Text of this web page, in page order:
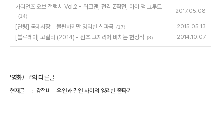
가디언즈 오브 갤럭시 Vol.2 - 워크맨, 전격 Z작전, 아이 앰 그루트
(14)
2017.05.08
[단평] 국제시장 - 불편하지만 영리한 신파극 (17) 2015.05.13
[블루레이] 고질라 (2014) - 원조 고지라에 바치는 헌정작 (8) 2014.10.07
'영화/ㄱ'의 다른글
현재글 강철비 - 우연과 필연 사이의 영리한 줄타기